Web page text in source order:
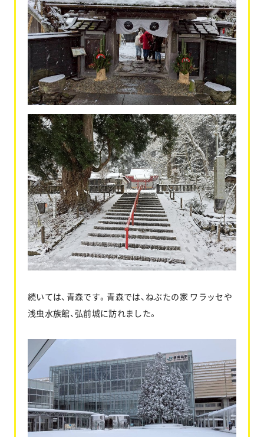
続いては、青森です。青森では、ねぶたの家 ワラッセや
浅虫水族館、弘前城に訪れました。